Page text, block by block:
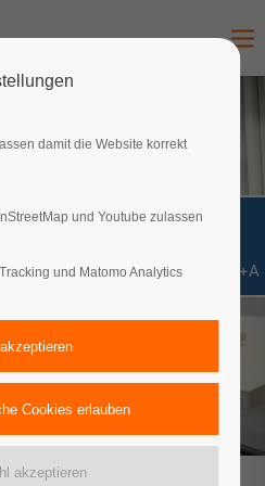
damit die Website korrekt
und Youtube zulassen
und Matomo AnalyticsShift+Alt+A